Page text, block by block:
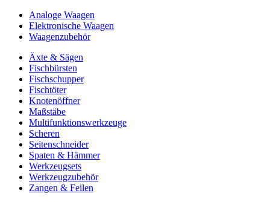
Analoge Waagen
Elektronische Waagen
Waagenzubehör
Äxte & Sägen
Fischbürsten
Fischschupper
Fischtöter
Knotenöffner
Maßstäbe
Multifunktionswerkzeuge
Scheren
Seitenschneider
Spaten & Hämmer
Werkzeugsets
Werkzeugzubehör
Zangen & Feilen